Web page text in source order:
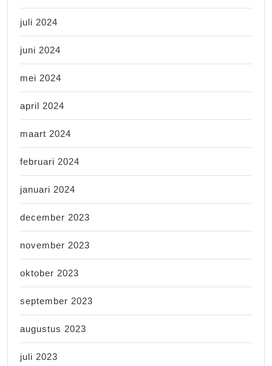
juli 2024
juni 2024
mei 2024
april 2024
maart 2024
februari 2024
januari 2024
december 2023
november 2023
oktober 2023
september 2023
augustus 2023
juli 2023